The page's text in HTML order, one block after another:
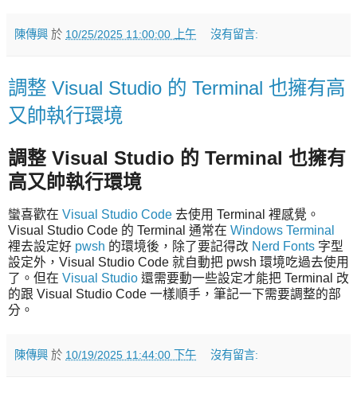
陳傳興 於 10/25/2025 11:00:00 上午 沒有留言:
調整 Visual Studio 的 Terminal 也擁有高
又帥執行環境
調整 Visual Studio 的 Terminal 也擁有
高又帥執行環境
蠻喜歡在 Visual Studio Code 去使用 Terminal 裡感覺。
Visual Studio Code 的 Terminal 通常在 Windows Terminal
裡去設定好 pwsh 的環境後，除了要記得改 Nerd Fonts 字型
設定外，Visual Studio Code 就自動把 pwsh 環境吃過去使用
了。但在 Visual Studio 還需要動一些設定才能把 Terminal 改
的跟 Visual Studio Code 一樣順手，筆記一下需要調整的部
分。
陳傳興 於 10/19/2025 11:44:00 下午 沒有留言: